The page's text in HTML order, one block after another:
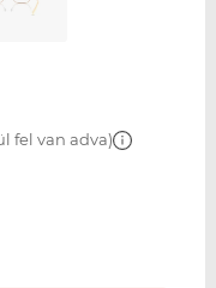
fel van adva)